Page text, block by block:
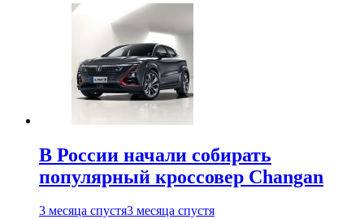
В России начали собирать
популярный кроссовер Changan
3 месяца спустя3 месяца спустя